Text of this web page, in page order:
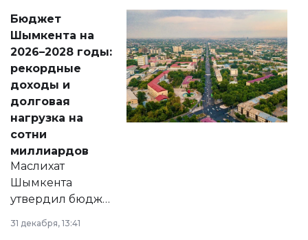
народу
Венесуэлы.
Бюджет
Шымкента на
2026–2028 годы:
рекордные
доходы и
долговая
нагрузка на
сотни
миллиардов
Маслихат
Шымкента
утвердил бюджет
города на 2026–
2028 годы.
31 декабря, 13:41